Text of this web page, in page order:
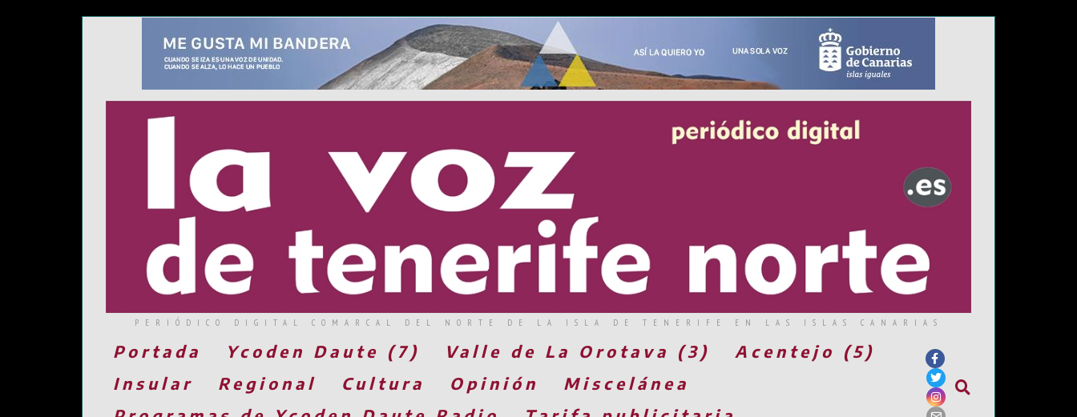
PERIÓDICO DIGITAL COMARCAL DEL NORTE DE LA ISLA DE TENERIFE EN LAS ISLAS CANARIAS
Portada Ycoden Daute (7) Valle de La Orotava (3)
Acentejo (5)
Insular
Regional Cultura Opinión
Miscelánea